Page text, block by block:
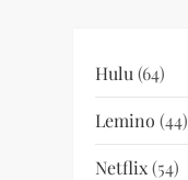
Hulu (64)
Lemino (44)
Netflix(54)